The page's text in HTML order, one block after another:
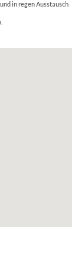
in regen Ausstausch